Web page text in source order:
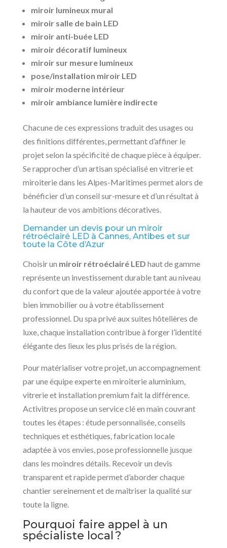
miroir lumineux mural
miroir salle de bain LED
miroir anti-buée LED
miroir décoratif lumineux
miroir sur mesure lumineux
pose/installation miroir LED
miroir moderne intérieur
miroir ambiance lumière indirecte
Chacune de ces expressions traduit des usages ou
des finitions différentes, permettant d’affiner le
projet selon la spécificité de chaque pièce à équiper.
Se rapprocher d’un artisan spécialisé en vitrerie et
miroiterie dans les Alpes-Maritimes permet alors de
bénéficier d’un conseil sur-mesure et d’un résultat à
la hauteur de vos ambitions décoratives.
Demander un devis pour un miroir
rétroéclairé LED à Cannes, Antibes et sur
toute la Côte d’Azur
Choisir un miroir rétroéclairé LED haut de gamme
représente un investissement durable tant au niveau
du confort que de la valeur ajoutée apportée à votre
bien immobilier ou à votre établissement
professionnel. Du spa privé aux suites hôtelières de
luxe, chaque installation contribue à forger l’identité
élégante des lieux les plus prisés de la région.
Pour matérialiser votre projet, un accompagnement
par une équipe experte en miroiterie aluminium,
vitrerie et installation premium fait la différence.
Activitres propose un service clé en main couvrant
toutes les étapes : étude personnalisée, conseils
techniques et esthétiques, fabrication locale
adaptée à vos envies, pose professionnelle jusque
dans les moindres détails. Recevoir un devis
transparent et rapide permet d’aborder chaque
chantier sereinement et de maîtriser la qualité sur
toute la ligne.
Pourquoi faire appel à un
spécialiste local ?